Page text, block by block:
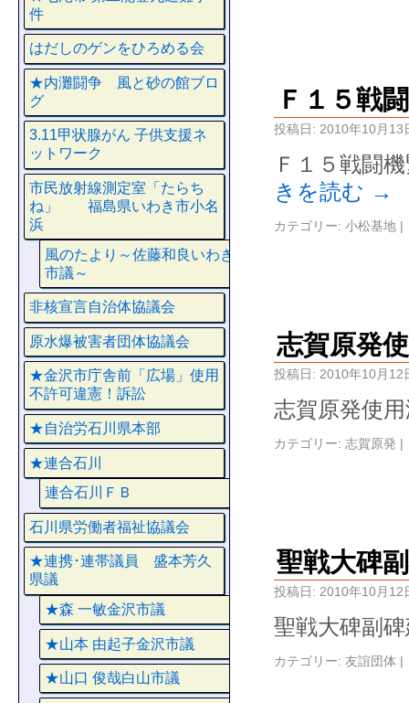
Ｆ１５戦
投稿日: 2010年10月13
Ｆ１５戦闘
きを読む →
カテゴリー: 小松基地 |
志賀原発
投稿日: 2010年10月12
志賀原発使
カテゴリー: 志賀原発 |
聖戦大碑
投稿日: 2010年10月12
聖戦大碑副
カテゴリー: 友誼団体 |
件
はだしのゲンをひろめる会
★内灘闘争 風と砂の館ブロ
グ
3.11甲状腺がん 子供支援ネ
ットワーク
市民放射線測定室「たらち
ね」 福島県いわき市小名
浜
風のたより～佐藤和良いわき
市議～
非核宣言自治体協議会
原水爆被害者団体協議会
★金沢市庁舎前「広場」使用
不許可違憲！訴訟
★自治労石川県本部
★連合石川
連合石川ＦＢ
石川県労働者福祉協議会
★連携･連帯議員 盛本芳久
県議
★森 一敏金沢市議
★山本 由起子金沢市議
★山口 俊哉白山市議